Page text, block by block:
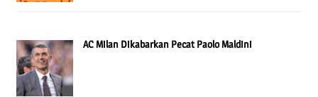
AC Milan Dikabarkan Pecat Paolo Maldini